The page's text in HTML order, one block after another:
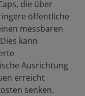
die über
öffentliche
messbaren
kann
Ausrichtung
erreicht
senken.